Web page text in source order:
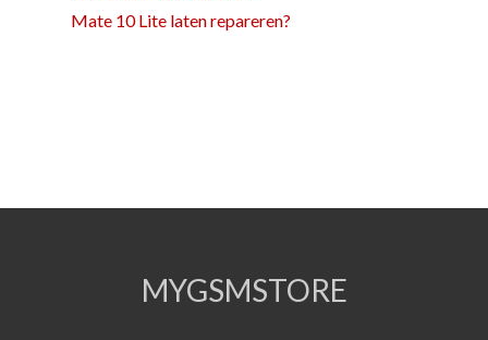
Mate 10 Lite laten repareren?
MYGSMSTORE